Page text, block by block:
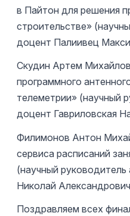
в Пайтон для решения
строительстве»
доцент Палиивец
Скудин Артем
программного
телеметрии» (научный
доцент Гавриловская
Филимонов Антон
сервиса расписаний
(научный
Николай
Поздравляем всех